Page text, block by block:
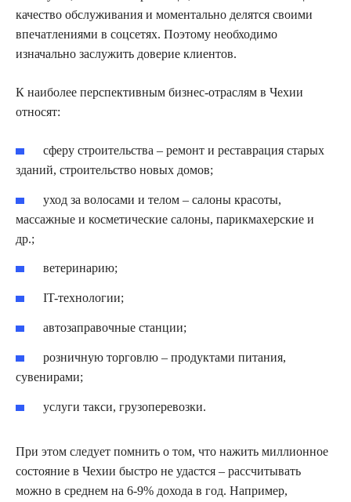
качество обслуживания и моментально делятся своими
впечатлениями в соцсетях. Поэтому необходимо
изначально заслужить доверие клиентов.
К наиболее перспективным бизнес-отраслям в Чехии
относят:
сферу строительства – ремонт и реставрация старых
зданий, строительство новых домов;
уход за волосами и телом – салоны красоты,
массажные и косметические салоны, парикмахерские и
др.;
ветеринарию;
IT-технологии;
автозаправочные станции;
розничную торговлю – продуктами питания,
сувенирами;
услуги такси, грузоперевозки.
При этом следует помнить о том, что нажить миллионное
состояние в Чехии быстро не удастся – рассчитывать
можно в среднем на 6-9% дохода в год. Например,